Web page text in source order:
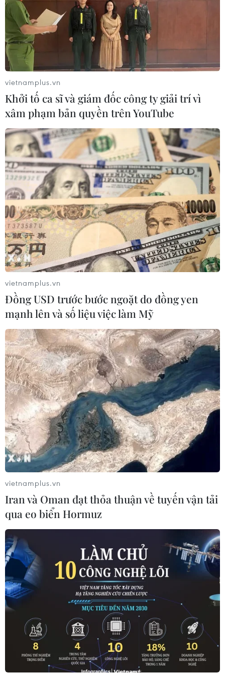
càng quan tâm tới việc
học tiếng Việt
Theo bà Nguyễn Phương Chung,
các bạn trẻ Mỹ cảm nhận mỗi
ngày đến lớp học tiếng Việt là mỗi
ngày xích lại gần Việt Nam hơn,
biết thêm về cuộc sống, những nét
văn hóa đặc sắc của người Việt.
(TTXVN/Vietnam+)
#Ngày tôn vinh Tiếng Việt 8/9
#Học tiếng Việt
#Học tiếng Việt ở Brunei
Brunei
Theo dõi VietnamPlus
TIN LIÊN QUAN
Ngày tôn vinh Tiếng Việt 8/9: Nhịp cầu
thân thương giữa hai nước Việt Nam-Lào
vietnamplus.vn
Khởi tố ca sĩ và giám đốc công ty giải trí vì
xâm phạm bản quyền trên YouTube
vietnamplus.vn
Đồng USD trước bước ngoặt do đồng yen
mạnh lên và số liệu việc làm Mỹ
vietnamplus.vn
Iran và Oman đạt thỏa thuận về tuyến vận tải
qua eo biển Hormuz